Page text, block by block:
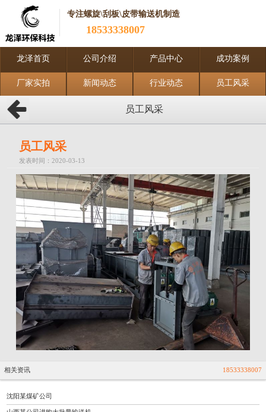
专注螺旋\刮板\皮带输送机制造
18533338007
龙泽首页 公司介绍 产品中心 成功案例
厂家实拍 新闻动态 行业动态 员工风采
员工风采
员工风采
发表时间：2020-03-13
相关资讯 18533338007
沈阳某煤矿公司